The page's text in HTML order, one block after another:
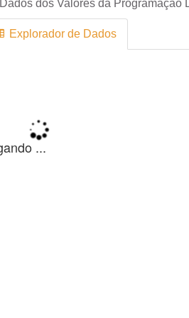
Dados dos Valores da Programação
Explorador de Dados